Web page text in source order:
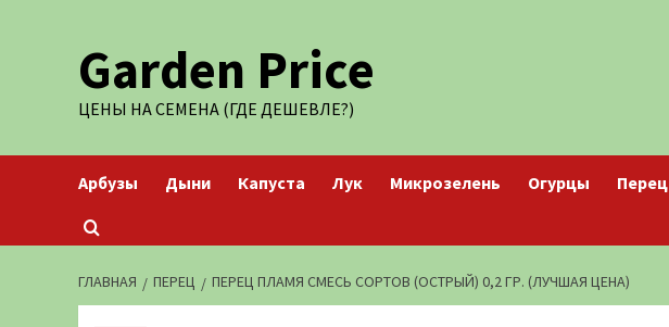
содержимомуGarden Price
ЦЕНЫ НА СЕМЕНА (ГДЕ ДЕШЕВЛЕ?)
Арбузы Дыни Капуста Лук Микрозелень Огурцы Перец
ГЛАВНАЯ ПЕРЕЦ ПЕРЕЦ ПЛАМЯ СМЕСЬ СОРТОВ (ОСТРЫЙ) 0,2 ГР. (ЛУЧШАЯ ЦЕНА)